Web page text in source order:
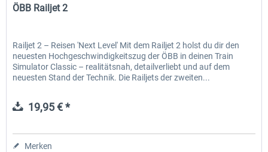
ÖBB Railjet 2
Railjet 2 – Reisen 'Next Level' Mit dem Railjet 2 holst du dir den
neuesten Hochgeschwindigkeitszug der ÖBB in deinen Train
Simulator Classic – realitätsnah, detailverliebt und auf dem
neuesten Stand der Technik. Die Railjets der zweiten...
19,95 € *
Merken